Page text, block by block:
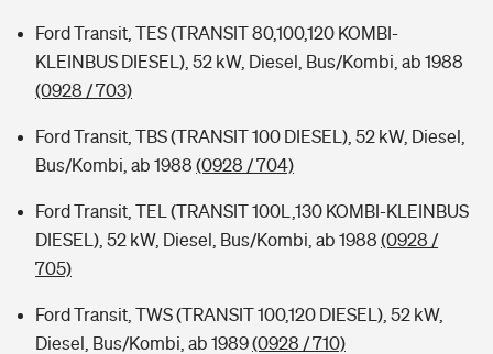
Ford Transit, TES (TRANSIT 80,100,120 KOMBI-
KLEINBUS DIESEL), 52 kW, Diesel, Bus/Kombi, ab 1988
(0928 / 703)
Ford Transit, TBS (TRANSIT 100 DIESEL), 52 kW, Diesel,
Bus/Kombi, ab 1988 (0928 / 704)
Ford Transit, TEL (TRANSIT 100L,130 KOMBI-KLEINBUS
DIESEL), 52 kW, Diesel, Bus/Kombi, ab 1988 (0928 /
705)
Ford Transit, TWS (TRANSIT 100,120 DIESEL), 52 kW,
Diesel, Bus/Kombi, ab 1989(0928 / 710)